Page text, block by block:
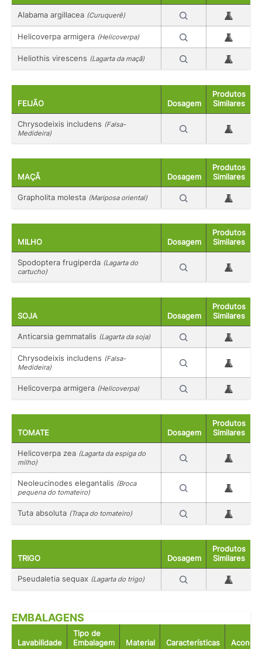
Alabama argillacea (Curuquerê)
Helicoverpa armigera (Helicoverpa)
Heliothis virescens (Lagarta da maçã)
FEIJÃO Dosagem
Produtos
Similares
Chrysodeixis includens (Falsa-
Medideira)
MAÇÃ Dosagem
Produtos
Similares
Grapholita molesta (Mariposa oriental)
MILHO Dosagem
Produtos
Similares
Spodoptera frugiperda (Lagarta do
cartucho)
SOJA Dosagem
Produtos
Similares
Anticarsia gemmatalis (Lagarta da soja)
Chrysodeixis includens (Falsa-
Medideira)
Helicoverpa armigera (Helicoverpa)
TOMATE Dosagem
Produtos
Similares
Helicoverpa zea (Lagarta da espiga do
milho)
Neoleucinodes elegantalis (Broca
pequena do tomateiro)
Tuta absoluta (Traça do tomateiro)
TRIGO Dosagem
Produtos
Similares
Pseudaletia sequax (Lagarta do trigo)
EMBALAGENS
Lavabilidade
Tipo de
Embalagem
Material Características